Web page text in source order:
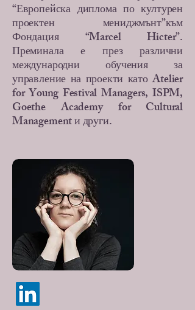
“Европейска диплома по културен
проектен мениджмънт”към
Фондация “Marcel Hicter”.
Преминала е през различни
международни обучения за
управление на проекти като Atelier
for Young Festival Managers, ISPM,
Goethe Academy for Cultural
Management и други.